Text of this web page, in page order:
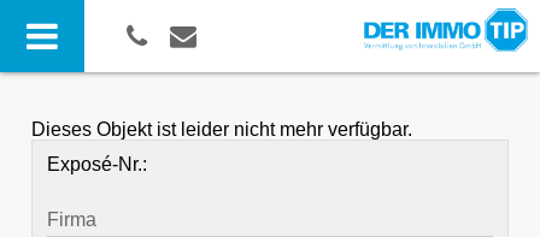
Dieses Objekt ist leider nicht mehr verfügbar.
Exposé-Nr.:
Firma